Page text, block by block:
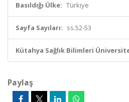
Basıldığı Ülke: Türkiye
Sayfa Sayıları: ss.52-53
Kütahya Sağlık Bilimleri
Paylaş